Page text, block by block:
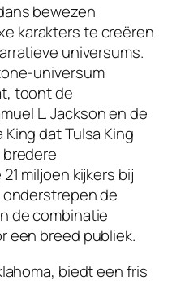
bewezen
karakters te creëren
universums.
universum
toont de
L. Jackson en de
dat Tulsa King
miljoen kijkers bij
de
de combinatie
een breed publiek.
biedt een fris